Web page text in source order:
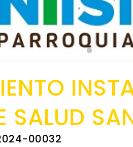
SALUD
00032